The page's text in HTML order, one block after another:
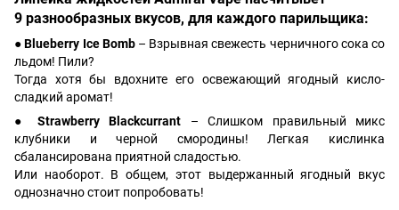
9 разнообразных вкусов, для каждого парильщика:
● Blueberry Ice Bomb – Взрывная свежесть черничного сока со
льдом! Пили?
Тогда хотя бы вдохните его освежающий ягодный кисло-
сладкий аромат!
● Strawberry Blackcurrant – Слишком правильный микс
клубники и черной смородины! Легкая кислинка
сбалансирована приятной сладостью.
Или наоборот. В общем, этот выдержанный ягодный вкус
однозначно стоит попробовать!